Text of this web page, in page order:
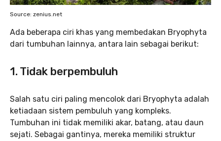
Source: zenius.net
Ada beberapa ciri khas yang membedakan Bryophyta
dari tumbuhan lainnya, antara lain sebagai berikut:
1. Tidak berpembuluh
Salah satu ciri paling mencolok dari Bryophyta adalah
ketiadaan sistem pembuluh yang kompleks.
Tumbuhan ini tidak memiliki akar, batang, atau daun
sejati. Sebagai gantinya, mereka memiliki struktur